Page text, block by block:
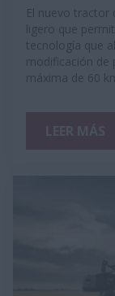
El nuevo tractor
ligero que
tecnología que
modificación de
máxima de 60